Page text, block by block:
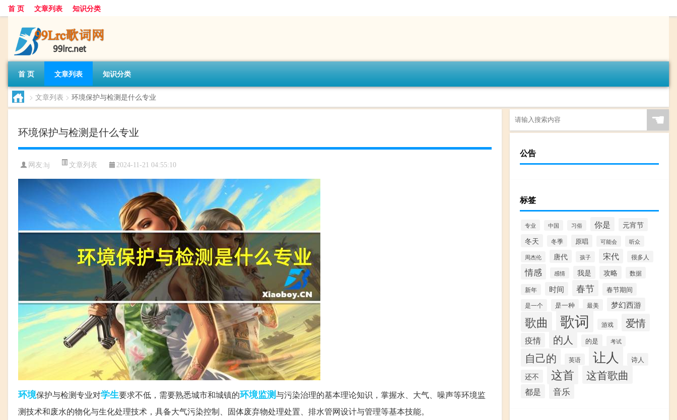
首 页 文章列表 知识分类
首 页 文章列表 知识分类
> 文章列表 > 环境保护与检测是什么专业
环境保护与检测是什么专业
网友:hj 文章列表 2024-11-21 04:55:10
环境保护与检测专业对学生要求不低，需要熟悉城市和城镇的环境监测与污染治理的基本理论知识，掌握水、大气、噪声等环境监
测技术和废水的物化与生化处理技术，具备大气污染控制、固体废弃物处理处置、排水管网设计与管理等基本技能。
☚
公告
标签
专业 中国 习俗 你是
元宵节
冬天
冬季 原唱 可能会
听众
周杰伦
唐代 孩子 宋代 很多人
情感 感情 我是 攻略 数据
新年 时间 春节 春节期间
是一个 是一种 最美 梦幻西游
歌曲 歌词 游戏 爱情
疫情 的人 的是 考试
自己的 英语 让人 诗人
还不 这首 这首歌曲
都是 音乐